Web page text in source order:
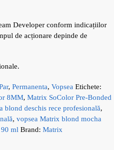
Developer conform indicațiilor
de acționare depinde de
, Permanenta, Vopsea Etichete:
8MM, Matrix SoColor Pre-Bonded
blond deschis rece profesională,
, vopsea Matrix blond mocha
ml Brand: Matrix